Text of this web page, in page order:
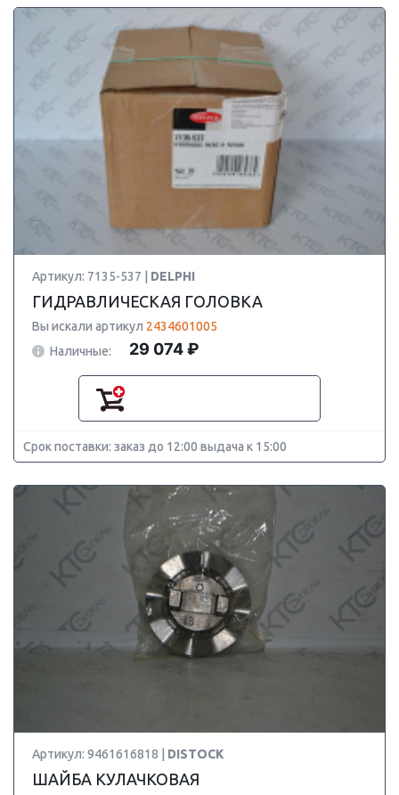
Артикул: 7135-537 | DELPHI
ГИДРАВЛИЧЕСКАЯ ГОЛОВКА
Вы искали артикул 2434601005
Наличные:
29 074 ₽
Срок поставки: заказ до 12:00 выдача к 15:00
Артикул: 9461616818 | DISTOCK
ШАЙБА КУЛАЧКОВАЯ